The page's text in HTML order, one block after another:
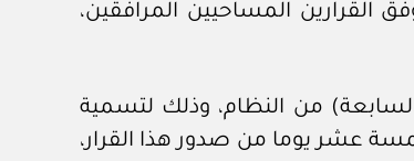
وفق القرارين المساحيين المرافقين،
من النظام، وذلك لتسمية
من لجنة وصف وحصر العقارات، ولجنة تقدير تعويض العقارات، خلال مدة لا تزيد على (١٥) خمسة عشر يوما من صدور هذا القرار،